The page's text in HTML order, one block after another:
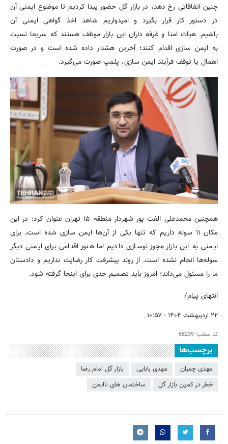
چنین اتفاقاتی رخ دهد، در بازار گل حضور پیدا کردیم تا موضوع ایمنی آن
در دستور کار قرار بگیرد و امیدواریم شاهد اخذ گواهی ایمنی آن
باشیم. هیات امنا و غرفه‌ داران این بازار موظف هستند که سریعا نسبت
به ایمن سازی اقدام کنند؛ آخرین هشدار داده شده است و در صورت
اهمال یا توقف فرآیند ایمن سازی، پلمپ صورت می‌گیرد.
همچنین محمدعلی الفت پور شهردار منطقه ۱۵ تهران عنوان کرد: در این
مکان ۱۱ سوله داریم که تنها یکی از آن‌ها ایمن سازی شده است. برای
ایمنی به این بازار مجوز نوسازی دادیم اما هنوز اقدامی برای ایمنی دیگر
سوله‌ها انجام نشده است. از روند پیشرفت کار رضایت نداریم و دادستان
ما را مسئول می‌داند؛ امروز باید تصمیم جدی برای اینجا گرفته شود.
انتهای پیام/
۲۲ اردیبهشت ۱۴۰۴ - ۱۰:۵۷
کد مطلب: 68239
برچسب‌ها
مهدی چمران مهدی بابایی
بازار گل امام رضا
خطر در کمین بازار گل
ساختمان های ناایمن